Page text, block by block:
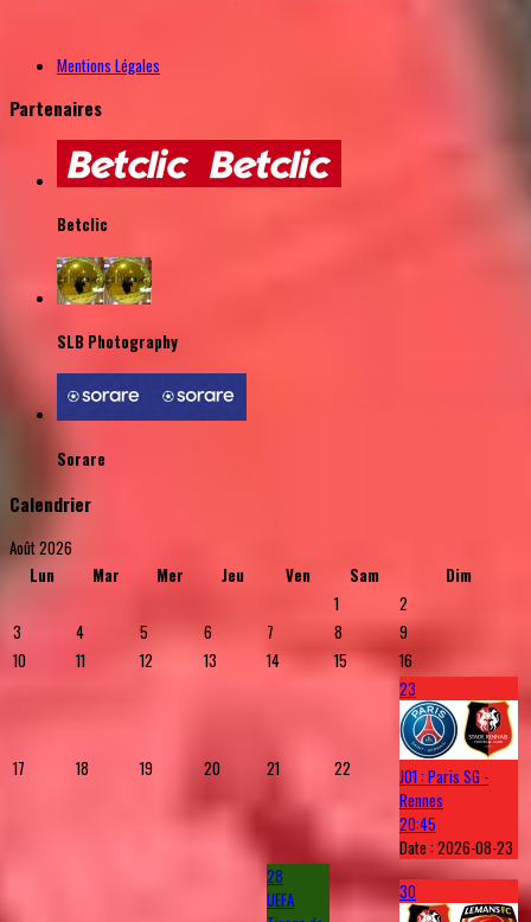
Mentions Légales
Partenaires
Betclic
SLB Photography
Sorare
Calendrier
Août 2026
Lun
Mar Mer Jeu Ven Sam
Dim
1
2
3
4 5 6 7 8
9
10
11 12 13 14 15 16
17 18 19 20 21 22
23
J01 : Paris SG -
Rennes
20:45
Date :2026-08-23
28
UEFA
30